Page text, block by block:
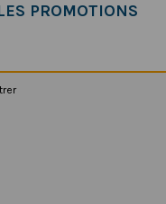
PROMOTIONS